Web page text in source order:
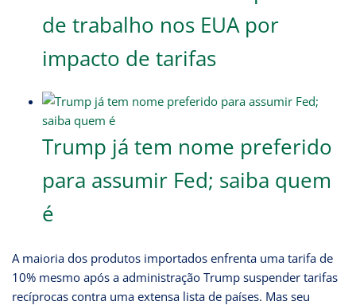
de trabalho nos EUA por
impacto de tarifas
Trump já tem nome preferido
para assumir Fed; saiba quem
é
A maioria dos produtos importados enfrenta uma tarifa de
10% mesmo após a administração Trump suspender tarifas
recíprocas contra uma extensa lista de países. Mas seu